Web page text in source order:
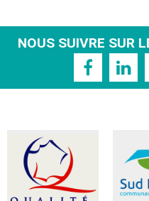
NOUS SUIVRE SUR